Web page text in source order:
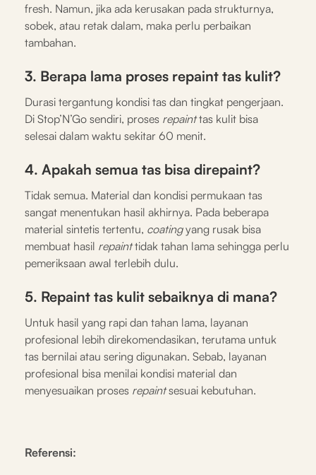
fresh. Namun, jika ada kerusakan pada strukturnya,
sobek, atau retak dalam, maka perlu perbaikan
tambahan.
3. Berapa lama proses repaint tas kulit?
Durasi tergantung kondisi tas dan tingkat pengerjaan.
Di Stop’N’Go sendiri, proses repainttas kulit bisa
selesai dalam waktu sekitar 60 menit.
4. Apakah semua tas bisa direpaint?
Tidak semua. Material dan kondisi permukaan tas
sangat menentukan hasil akhirnya. Pada beberapa
material sintetis tertentu, coatingyang rusak bisa
membuat hasil repainttidak tahan lama sehingga perlu
pemeriksaan awal terlebih dulu.
5. Repaint tas kulit sebaiknya di mana?
Untuk hasil yang rapi dan tahan lama, layanan
profesional lebih direkomendasikan, terutama untuk
tas bernilai atau sering digunakan. Sebab, layanan
profesional bisa menilai kondisi material dan
menyesuaikan proses repaintsesuai kebutuhan.
Referensi: